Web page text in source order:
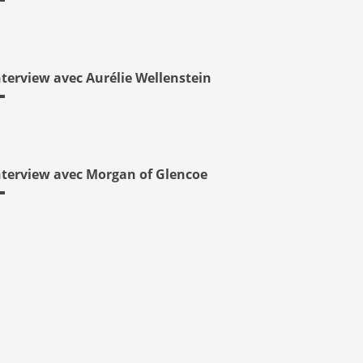
avec Aurélie Wellenstein
avec Morgan of Glencoe